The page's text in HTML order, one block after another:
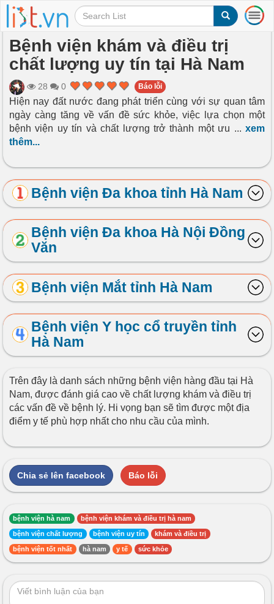
T
o
g
i
o
n
Bệnh viện khám và điều trị
chất lượng uy tín tại Hà Nam
28 0 Báo lỗi
Hiện nay đất nước đang phát triển cùng với sự quan tâm
ngày càng tăng về vấn đề sức khỏe, việc lựa chọn một
bệnh viện uy tín và chất lượng trở thành một ưu ...xem
thêm...
Bệnh viện Đa khoa tỉnh Hà Nam
Bệnh viện Đa khoa Hà Nội Đồng
Văn
Bệnh viện Mắt tỉnh Hà Nam
Bệnh viện Y học cổ truyền tỉnh
Hà Nam
Trên đây là danh sách những bệnh viện hàng đầu tại Hà
Nam, được đánh giá cao về chất lượng khám và điều trị
các vấn đề về bệnh lý. Hi vọng bạn sẽ tìm được một địa
điểm y tế phù hợp nhất cho nhu cầu của mình.
Chia sẻ lên facebook Báo lỗi
bệnh viện hà nam bệnh viện khám và điều trị hà nam
bệnh viện chất lượng bệnh viện uy tín khám và điều trị
bệnh viện tốt nhất hà nam y tế sức khỏe